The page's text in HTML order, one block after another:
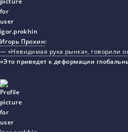
Игорь Прохин:
— «Невидимая рука рынка», говорили
«Это приведет к деформации